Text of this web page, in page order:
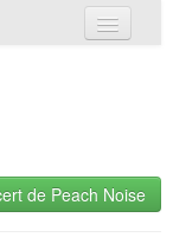
de Peach Noise